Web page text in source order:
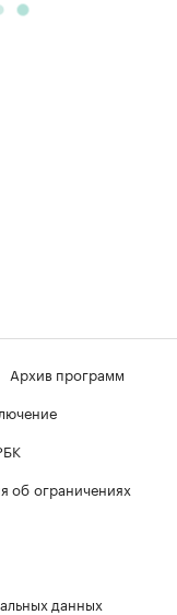
Архив программ
об ограничениях
данных